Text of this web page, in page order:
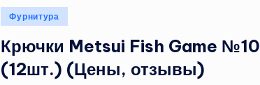
Опубликовано
Фурнитура
Крючки Metsui Fish Game №10
(12шт.) (Цены, отзывы)